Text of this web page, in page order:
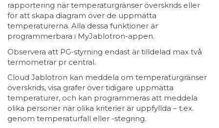
rapportering när temperaturgränser överskrids eller
för att skapa diagram över de uppmätta
temperaturerna. Alla dessa funktioner är
programmerbara i MyJablotron-appen.
Observera att PG-styrning endast är tilldelad max två
termometrar pr central.
Cloud Jablotron kan meddela om temperaturgränser
överskrids, visa grafer över tidigare uppmätta
temperaturer, och kan programmeras att meddela
olika personer när olika kriterier är uppfyllda – t.ex.
genom temperaturfall eller -stegring.